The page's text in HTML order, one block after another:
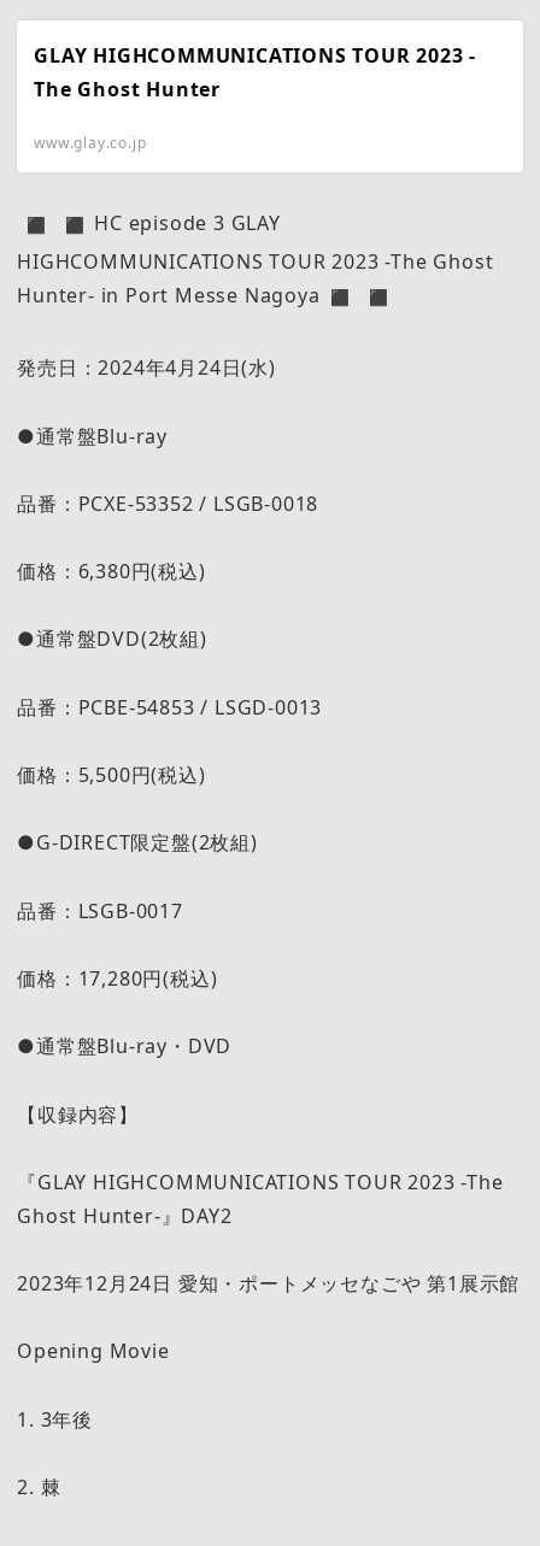
GLAY HIGHCOMMUNICATIONS TOUR 2023 -
The Ghost Hunter
www.glay.co.jp
HC episode 3 GLAY
HIGHCOMMUNICATIONS TOUR 2023 -The Ghost
Hunter- in Port Messe Nagoya
発売日：2024年4月24日(水)
●通常盤Blu-ray
品番：PCXE-53352 / LSGB-0018
価格：6,380円(税込)
●通常盤DVD(2枚組)
品番：PCBE-54853 / LSGD-0013
価格：5,500円(税込)
●G-DIRECT限定盤(2枚組)
品番：LSGB-0017
価格：17,280円(税込)
●通常盤Blu-ray・DVD
【収録内容】
『GLAY HIGHCOMMUNICATIONS TOUR 2023 -The
Ghost Hunter-』DAY2
2023年12月24日 愛知・ポートメッセなごや 第1展示館
Opening Movie
1. 3年後
2. 棘